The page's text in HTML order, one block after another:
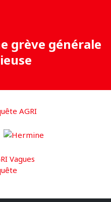
grève générale